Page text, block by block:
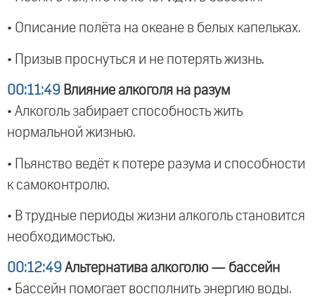
• Описание полёта на океане в белых капельках.
• Призыв проснуться и не потерять жизнь.
00:11:49 Влияние алкоголя на разум
• Алкоголь забирает способность жить
нормальной жизнью.
• Пьянство ведёт к потере разума и способности
к самоконтролю.
• В трудные периоды жизни алкоголь становится
необходимостью.
00:12:49 Альтернатива алкоголю — бассейн
• Бассейн помогает восполнить энергию воды.